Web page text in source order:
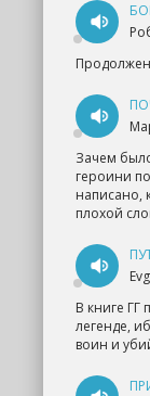
Зачем
героини
написано,
плохой
В книге ГГ
легенде,
воин и